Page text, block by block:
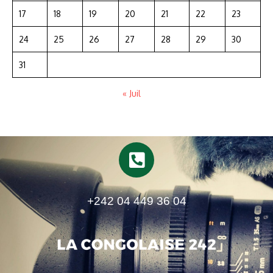
17 18 19 20 21 22 23
24 25 26 27 28 29 30
31
« Juil
+242 04 449 36 04